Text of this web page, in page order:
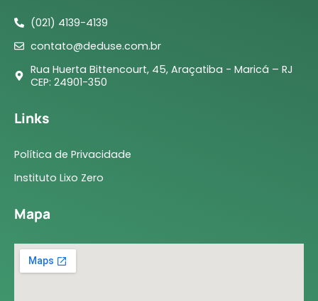
(021) 4139-4139
contato@deduse.com.br
Rua Huerta Bittencourt, 45, Araçatiba - Maricá – RJ
CEP: 24901-350
Links
Política de Privacidade
Instituto Lixo Zero
Mapa